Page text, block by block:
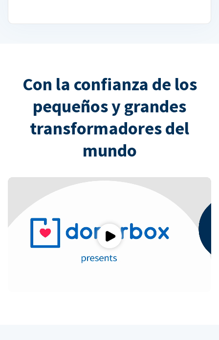
Con la confianza de los
pequeños y grandes
transformadores del
mundo
Play